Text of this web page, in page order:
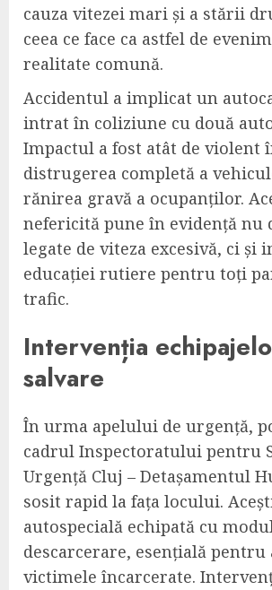
cauza vitezei mari și a stării
ceea ce face ca astfel de
realitate comună.
Accidentul a implicat un
intrat în coliziune cu două
Impactul a fost atât de violent
distrugerea completă a
rănirea gravă a ocupanților.
nefericită pune în evidență nu
legate de viteza excesivă, ci și
educației rutiere pentru toți
trafic.
Intervenția
salvare
În urma apelului de urgență,
cadrul Inspectoratului pentru
Urgență Cluj – Detașamentul
sosit rapid la fața locului.
autospecială echipată cu
descarcerare, esențială pentru
victimele încarcerate.